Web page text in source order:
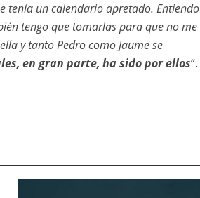
tenía un calendario apretado. Entiendo
tengo que tomarlas para que no me
y tanto Pedro como Jaume se
en gran parte, ha sido por ellos“.